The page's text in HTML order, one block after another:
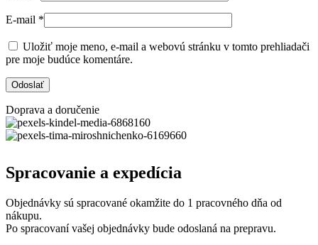
E-mail *
Uložiť moje meno, e-mail a webovú stránku v tomto prehliadači
pre moje budúce komentáre.
Doprava a doručenie
Spracovanie a expedícia
Objednávky sú spracované okamžite do 1 pracovného dňa od
nákupu.
Po spracovaní vašej objednávky bude odoslaná na prepravu.